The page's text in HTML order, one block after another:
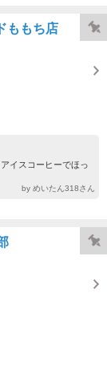
ももち店
イスコーヒーでほっ
by めいたん318さん